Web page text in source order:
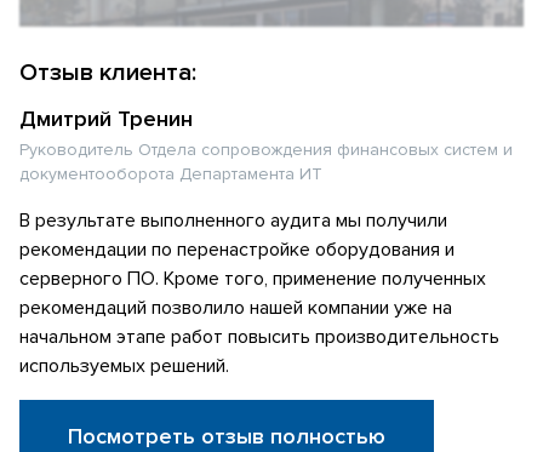
Отзыв клиента:
Дмитрий Тренин
Руководитель Отдела сопровождения финансовых систем и
документооборота Департамента ИТ
В результате выполненного аудита мы получили
рекомендации по перенастройке оборудования и
серверного ПО. Кроме того, применение полученных
рекомендаций позволило нашей компании уже на
начальном этапе работ повысить производительность
используемых решений.
Посмотреть отзыв полностью